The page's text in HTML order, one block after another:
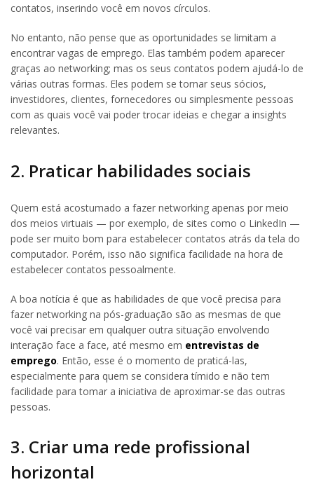
contatos, inserindo você em novos círculos.
No entanto, não pense que as oportunidades se limitam a
encontrar vagas de emprego. Elas também podem aparecer
graças ao networking; mas os seus contatos podem ajudá-lo de
várias outras formas. Eles podem se tornar seus sócios,
investidores, clientes, fornecedores ou simplesmente pessoas
com as quais você vai poder trocar ideias e chegar a insights
relevantes.
2. Praticar habilidades sociais
Quem está acostumado a fazer networking apenas por meio
dos meios virtuais — por exemplo, de sites como o LinkedIn —
pode ser muito bom para estabelecer contatos atrás da tela do
computador. Porém, isso não significa facilidade na hora de
estabelecer contatos pessoalmente.
A boa notícia é que as habilidades de que você precisa para
fazer networking na pós-graduação são as mesmas de que
você vai precisar em qualquer outra situação envolvendo
interação face a face, até mesmo em entrevistas de
emprego. Então, esse é o momento de praticá-las,
especialmente para quem se considera tímido e não tem
facilidade para tomar a iniciativa de aproximar-se das outras
pessoas.
3. Criar uma rede profissional
horizontal